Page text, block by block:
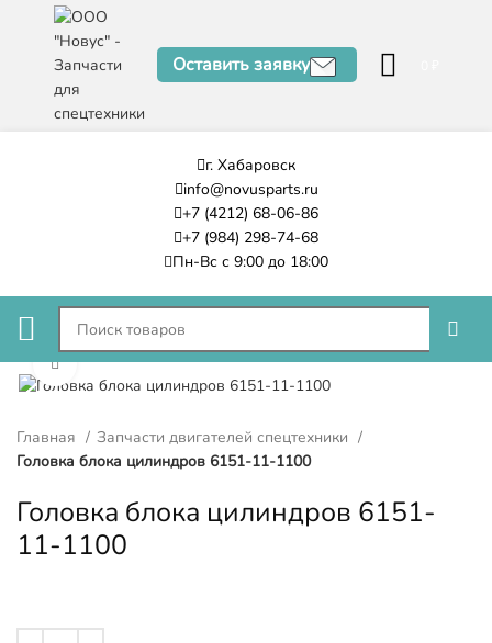
Оставить заявку
г. Хабаровск
info@novusparts.ru
+7 (4212) 68-06-86
+7 (984) 298-74-68
Пн-Вс с 9:00 до 18:00
Нажмите, чтобы увеличить
Главная
Запчасти двигателей спецтехники
Головка блока цилиндров 6151-11-1100
Головка блока цилиндров 6151-
11-1100